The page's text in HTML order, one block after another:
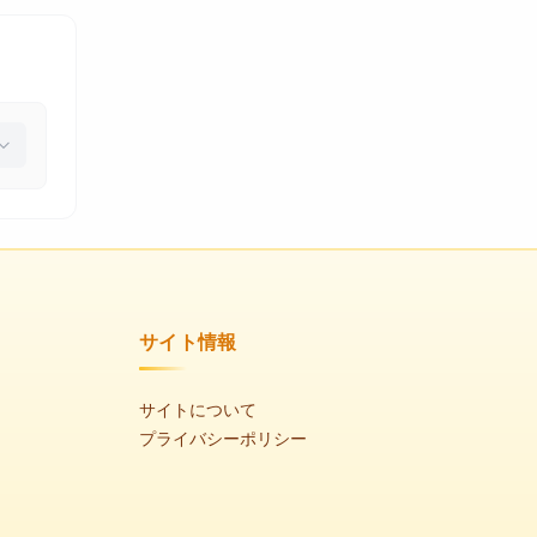
サイト情報
サイトについて
プライバシーポリシー